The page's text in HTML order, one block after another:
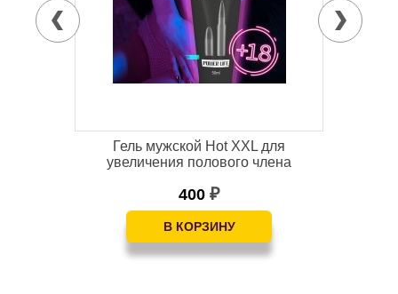
Гель мужской Hot XXL для
увеличения полового члена
400 ₽